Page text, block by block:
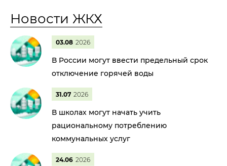
Новости ЖКХ
03.08 2026
В России могут ввести предельный срок
отключение горячей воды
31.07 2026
В школах могут начать учить
рациональному потреблению
коммунальных услуг
24.06 2026